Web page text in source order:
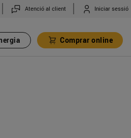
Atenció al client Iniciar sessió
Comprar online